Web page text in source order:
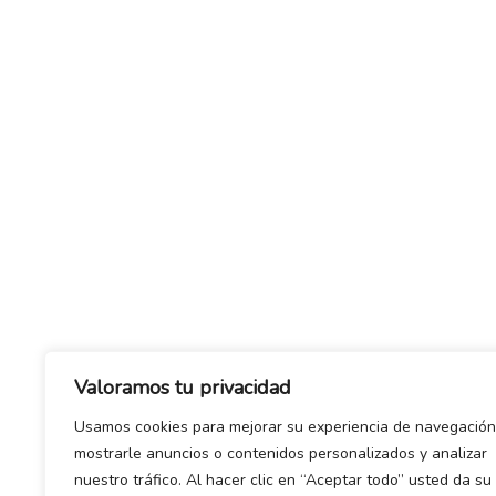
Valoramos tu privacidad
Usamos cookies para mejorar su experiencia de
mostrarle anuncios o contenidos personalizados y analizar
nuestro tráfico. Al hacer clic en “Aceptar todo” usted da su